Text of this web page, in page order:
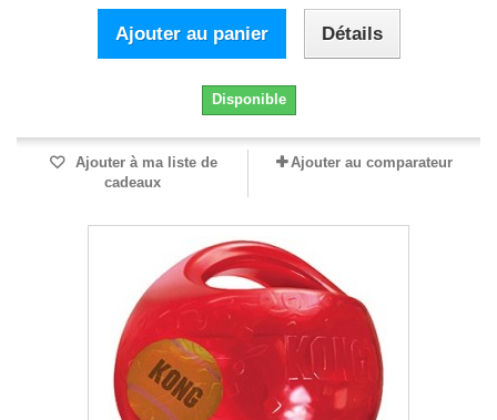
Ajouter au panier Détails
Disponible
Ajouter à ma liste de
cadeaux
Ajouter au comparateur